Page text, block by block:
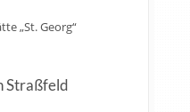
„St. Georg“
Straßfeld